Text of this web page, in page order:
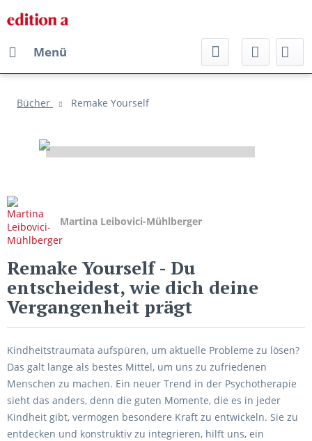
Menü
Bücher Remake Yourself
Martina Leibovici-Mühlberger
Remake Yourself- Du
entscheidest, wie dich deine
Vergangenheit prägt
Kindheitstraumata aufspüren, um aktuelle Probleme zu lösen?
Das galt lange als bestes Mittel, um uns zu zufriedenen
Menschen zu machen. Ein neuer Trend in der Psychotherapie
sieht das anders, denn die guten Momente, die es in jeder
Kindheit gibt, vermögen besondere Kraft zu entwickeln. Sie zu
entdecken und konstruktiv zu integrieren, hilft uns, ein